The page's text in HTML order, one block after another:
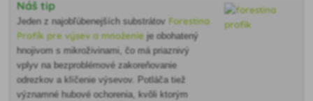
Náš tip
Jeden z najobľúbenejších substrátov Forestina
Profík pre výsev a množenieje obohatený
hnojivom s mikroživinami, čo má priaznivý
vplyv na bezproblémové zakoreňovanie
odrezkov a klíčenie výsevov. Potláča tiež
významné hubové ochorenia, kvôli ktorým